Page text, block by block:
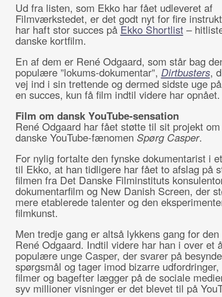
Ud fra listen, som Ekko har fået udleveret af
Filmværkstedet, er det godt nyt for fire
har haft stor succes påEkko Shortlist–
danske kortfilm.
En af dem er René Odgaard, som står bag
populære ”lokums-dokumentar”, Dirtbusters,
vej ind i sin trettende og dermed sidste uge
en succes, kun få film indtil videre har opnået.
Film om dansk YouTube-sensation
René Odgaard har fået støtte til sit projekt
danske YouTube-fænomen Spørg Casper.
For nylig fortalte den fynske dokumentarist i
til Ekko, at han tidligere har fået to afslag på
filmen fra Det Danske Filminstituts
dokumentarfilm og New Danish Screen, der
mere etablerede talenter og den
filmkunst.
Men tredje gang er altså lykkens gang for
René Odgaard. Indtil videre har han i over et
populære unge Casper, der svarer på
spørgsmål og tager imod bizarre
filmer og bagefter lægger på de sociale
syv millioner visninger er det blevet til på